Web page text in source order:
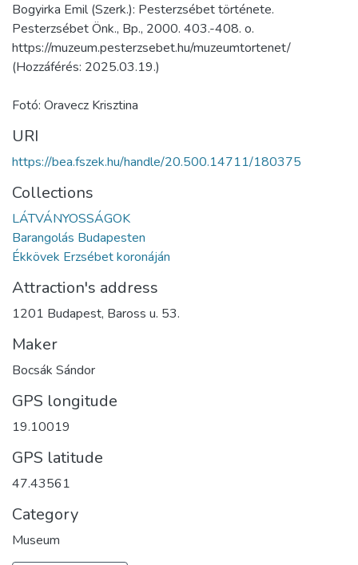
Bogyirka Emil (Szerk.): Pesterzsébet története.
Pesterzsébet Önk., Bp., 2000. 403.-408. o.
https://muzeum.pesterzsebet.hu/muzeumtortenet/
(Hozzáférés: 2025.03.19.)
Fotó: Oravecz Krisztina
URI
https://bea.fszek.hu/handle/20.500.14711/180375
Collections
LÁTVÁNYOSSÁGOK
Barangolás Budapesten
Ékkövek Erzsébet koronáján
Attraction's address
1201 Budapest, Baross u. 53.
Maker
Bocsák Sándor
GPS longitude
19.10019
GPS latitude
47.43561
Category
Museum